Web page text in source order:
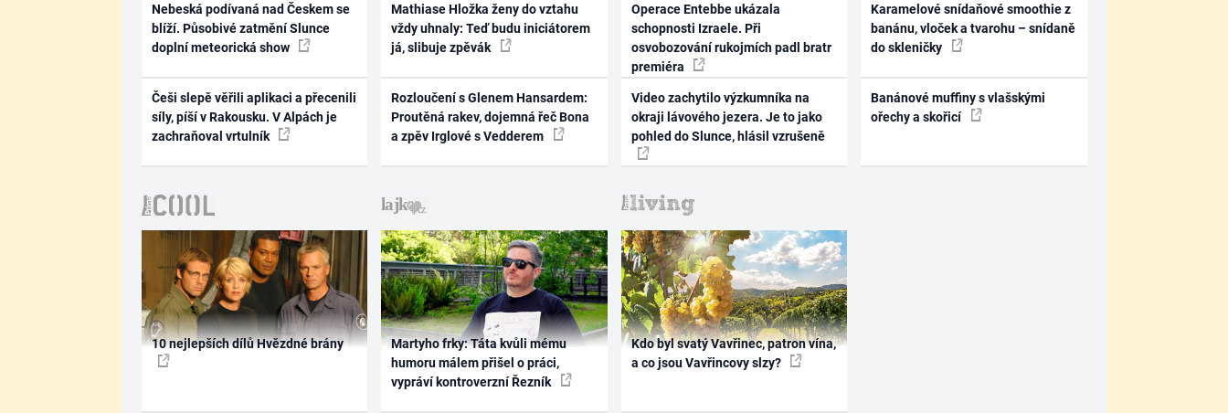
Nebeská podívaná nad Českem se
blíží. Působivé zatmění Slunce
doplní meteorická show
Češi slepě věřili aplikaci a přecenili
síly, píší v Rakousku. V Alpách je
zachraňoval vrtulník
Mathiase Hložka ženy do vztahu
vždy uhnaly: Teď budu iniciátorem
já, slibuje zpěvák
Rozloučení s Glenem Hansardem:
Proutěná rakev, dojemná řeč Bona
a zpěv Irglové s Vedderem
Operace Entebbe ukázala
schopnosti Izraele. Při
osvobozování rukojmích padl bratr
premiéra
Video zachytilo výzkumníka na
okraji lávového jezera. Je to jako
pohled do Slunce, hlásil vzrušeně
Karamelové snídaňové smoothie z
banánu, vloček a tvarohu – snídaně
do skleničky
Banánové muffiny s vlašskými
ořechy a skořicí
10 nejlepších dílů Hvězdné brány
Martyho frky: Táta kvůli mému
humoru málem přišel o práci,
vypráví kontroverzní Řezník
Kdo byl svatý Vavřinec, patron vína,
a co jsou Vavřincovy slzy?